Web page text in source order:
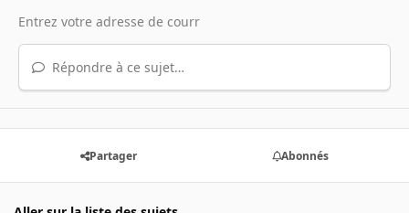
Répondre à ce sujet…
Partager Abonnés